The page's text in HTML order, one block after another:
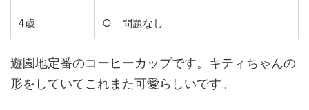
4歳 ○ 問題なし
遊園地定番のコーヒーカップです。キティちゃんの
形をしていてこれまた可愛らしいです。